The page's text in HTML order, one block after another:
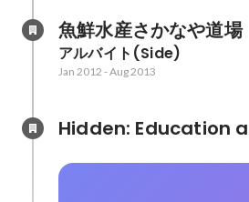
魚鮮水産さかなや道場
アルバイト(Side)
Jan 2012 -Aug 2013